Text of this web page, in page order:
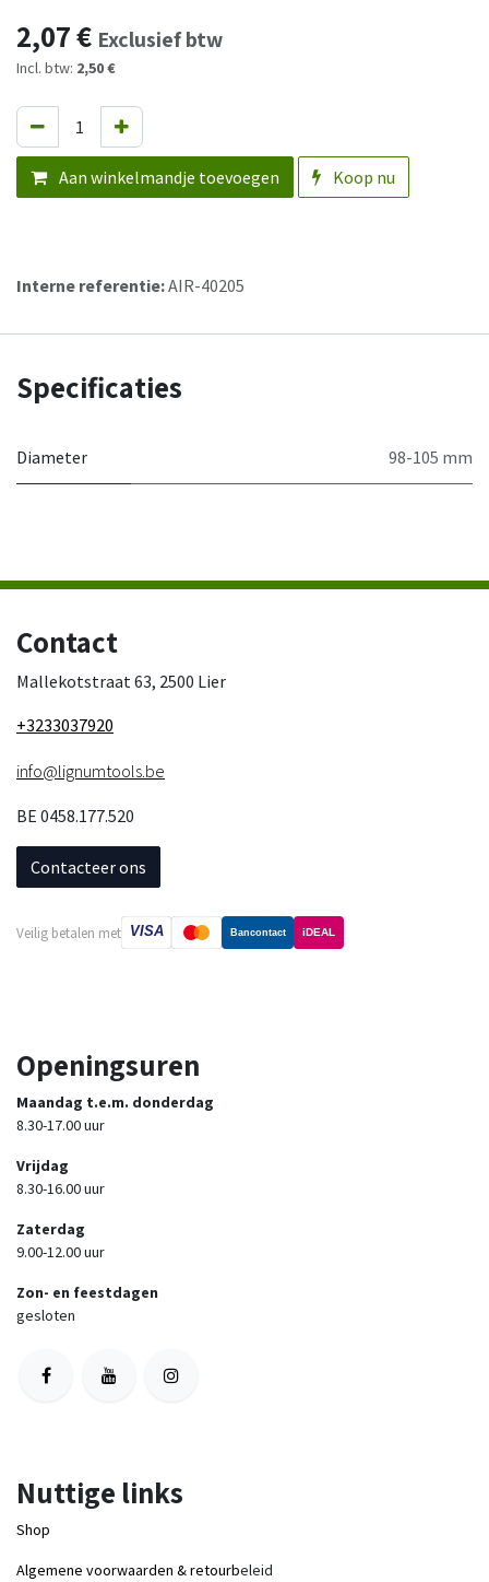
2,07€ Exclusief btw
Incl. btw: 2,50 €
Aan winkelmandje toevoegen Koop nu
Interne referentie:AIR-40205
Specificaties
Diameter 98-105 mm
Contact
Mallekotstraat 63, 2500 Lier
+3233037920
info@lignumtools.be
BE 0458.177.520
Contacteer ons
Veilig betalen met VISA Bancontact iDEAL
Openingsuren
Maandag t.e.m. donderdag
8.30-17.00 uur
Vrijdag
8.30-16.00 uur
Zaterdag
9.00-12.00 uur
Zon- en feestdagen
gesloten
Nuttige links
Shop
Algemene voorwaarden & retourbeleid